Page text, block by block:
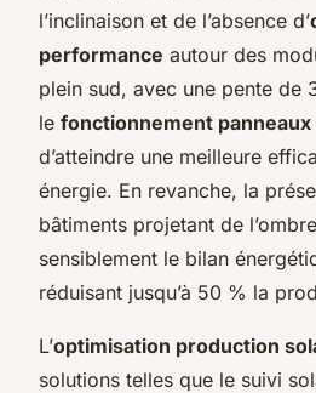
l’inclinaison et de l’absence d’
performance autour des
plein sud, avec une pente de
le fonctionnement panneaux
d’atteindre une meilleure
énergie. En revanche, la
bâtiments projetant de
sensiblement le bilan
réduisant jusqu’à 50 % la
L’optimisation production
solutions telles que le suivi